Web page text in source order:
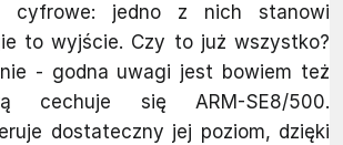
cyfrowe: jedno z nich stanowi
to wyjście. Czy to już wszystko?
- godna uwagi jest bowiem też
cechuje się ARM-SE8/500.
dostateczny jej poziom, dzięki